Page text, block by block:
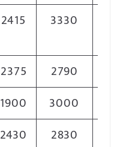
2415 3330
2375 2790
1900 3000
2430 2830